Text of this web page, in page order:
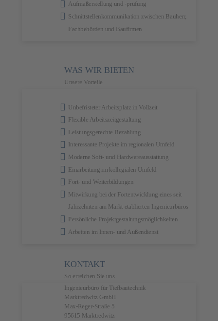
Aufmaßerstellung und -prüfung
Schnittstellenkommuni­kation zwischen Bauherr,
Fachbehörden und Baufirmen
WAS WIR BIETEN
Unsere Vorteile
Unbefristeter Arbeitsplatz in Vollzeit
Flexible Arbeitszeitgestaltung
Leistungsgerechte Bezahlung
Interessante Projekte im regionalen Umfeld
Moderne Soft- und Hardwareausstattung
Einarbeitung im kollegialen Umfeld
Fort- und Weiterbildungen
Mitwirkung bei der Fortentwicklung eines seit
Jahrzehnten am Markt etablierten Ingenieurbüros
Persönliche Projektgestaltungsmöglich­keiten
Arbeiten im Innen- und Außendienst
KONTAKT
So erreichen Sie uns
Ingenieurbüro für Tiefbautechnik
Marktredwitz GmbH
Max-Reger-Straße 5
95615 Marktredwitz